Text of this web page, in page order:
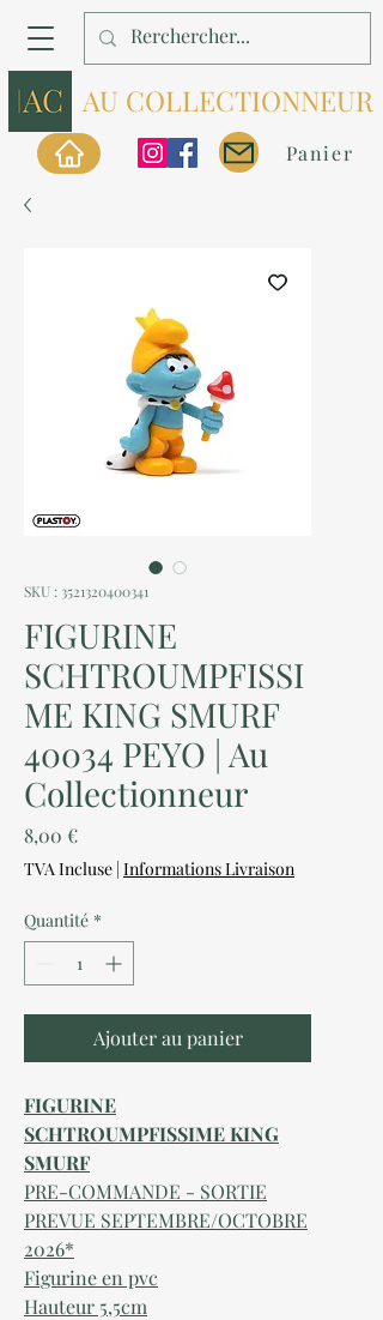
AU COLLECTIONNEUR
Panier
SKU : 3521320400341
FIGURINE
SCHTROUMPFISSI
ME KING SMURF
40034 PEYO | Au
Collectionneur
8,00 €Prix
TVA Incluse | Informations Livraison
Quantité *
Ajouter au panier
FIGURINE
SCHTROUMPFISSIME KING
SMURF
PRE-COMMANDE - SORTIE
PREVUE SEPTEMBRE/OCTOBRE
2026*
Figurine en pvc
Hauteur 5,5cm